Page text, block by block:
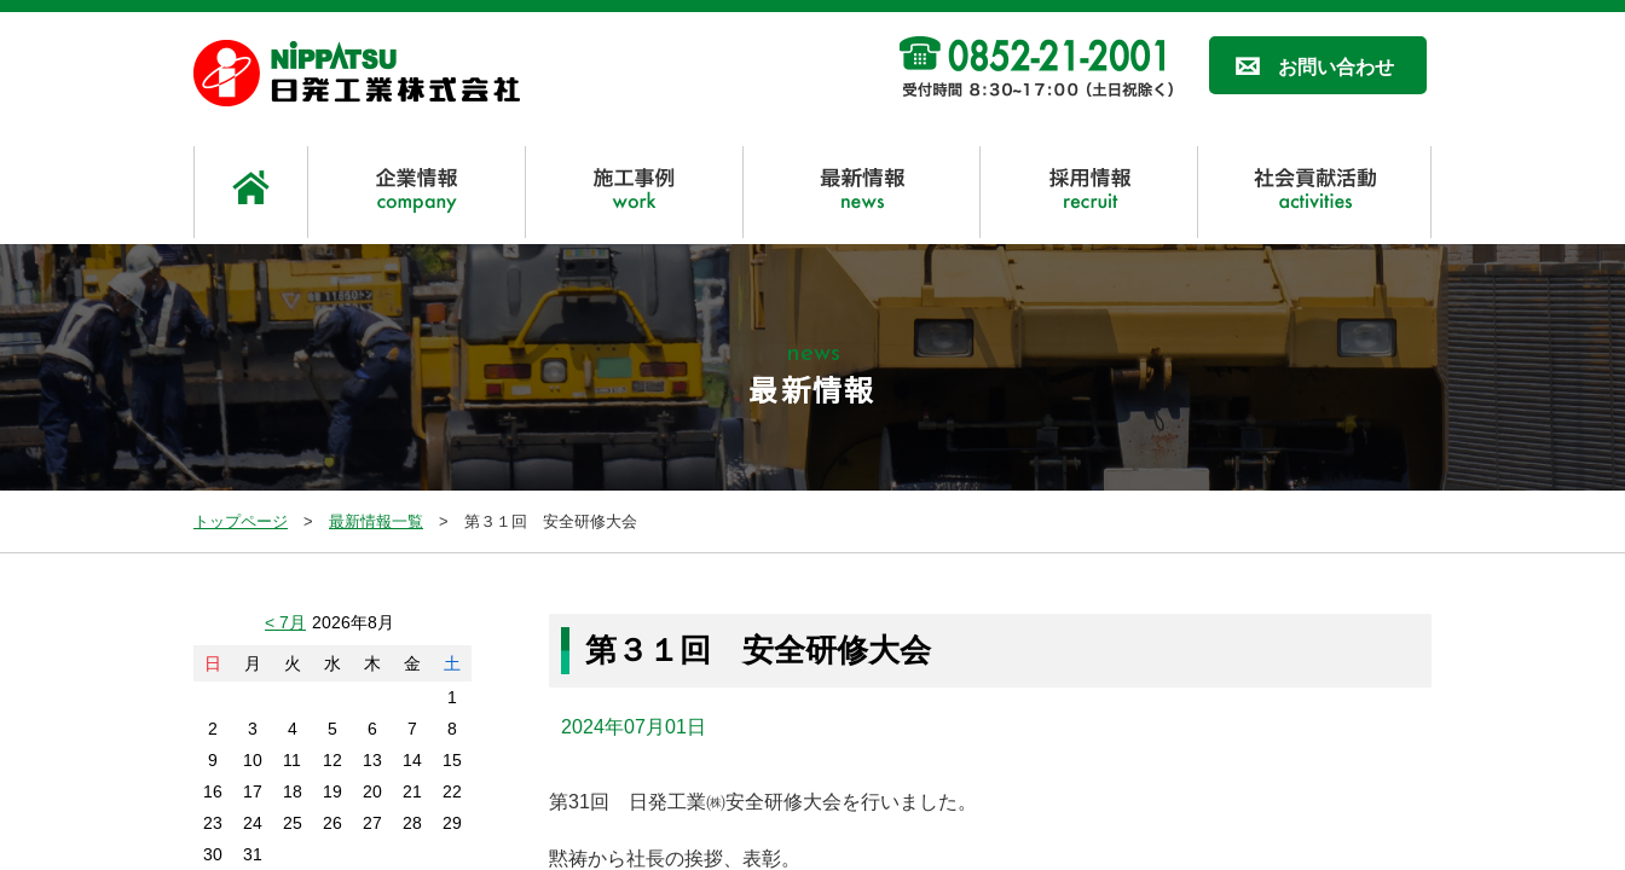
お問い合わせ
news
最新情報
トップページ 最新情報一覧 第３１回 安全研修大会
第３１回 安全研修大会
2024年07月01日
第31回 日発工業㈱安全研修大会を行いました。
黙祷から社長の挨拶、表彰。
< 7月 2026年8月
日 月 火 水 木 金
土
1
2
3 4 5 6 7
8
9
10 11 12 13 14
15
16
17 18 19 20 21
22
23
24 25 26 27 28
29
30
31